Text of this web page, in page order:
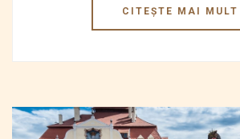
CITEȘTE MAI MULT